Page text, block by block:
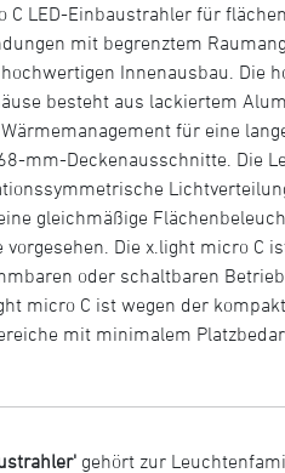
C LED-Einbaustrahler für
mit begrenztem
Innenausbau.
besteht aus lackiertem
für eine
mm-Deckenausschnitte. Die
gleichmäßige
vorgesehen. Die x.light micro
oder schaltbaren
micro C ist wegen der
mit minimalem
gehört zur